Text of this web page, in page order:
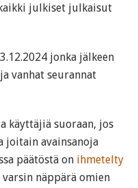
julkiset julkaisut
jonka jälkeen
vanhat seurannat
käyttäjiä suoraan, jos
joitain avainsanoja
päätöstä on ihmetelty
näppärä omien